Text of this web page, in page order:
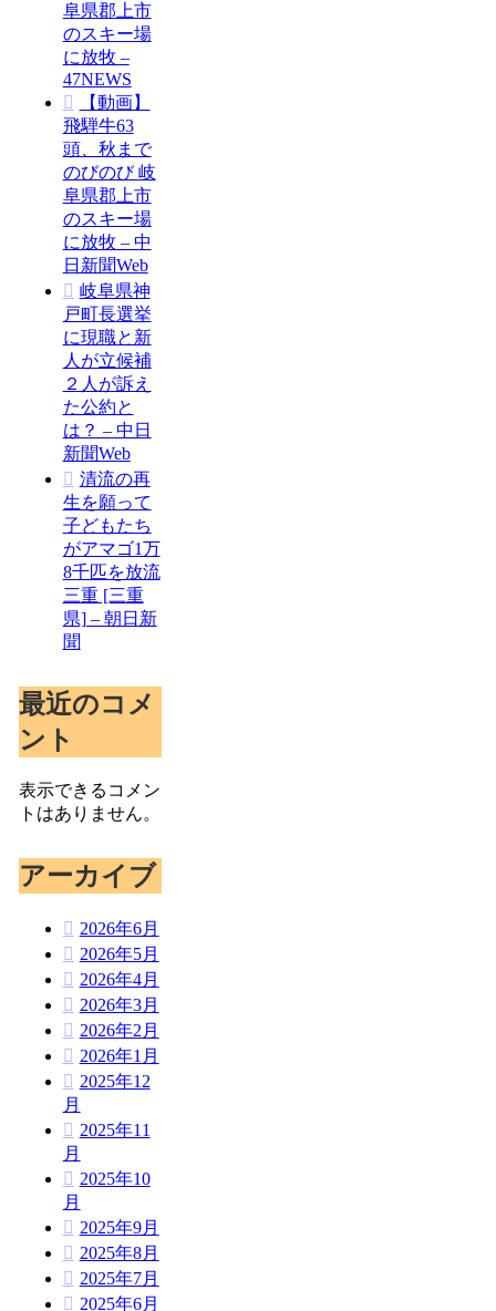
阜県郡上市
のスキー場
に放牧 –
47NEWS
【動画】
飛騨牛63
頭、秋まで
のびのび 岐
阜県郡上市
のスキー場
に放牧 – 中
日新聞Web
岐阜県神
戸町長選挙
に現職と新
人が立候補
２人が訴え
た公約と
は？ – 中日
新聞Web
清流の再
生を願って
子どもたち
がアマゴ1万
8千匹を放流
三重 [三重
県] – 朝日新
聞
最近のコメ
ント
表示できるコメン
トはありません。
アーカイブ
2026年6月
2026年5月
2026年4月
2026年3月
2026年2月
2026年1月
2025年12
月
2025年11
月
2025年10
月
2025年9月
2025年8月
2025年7月
2025年6月